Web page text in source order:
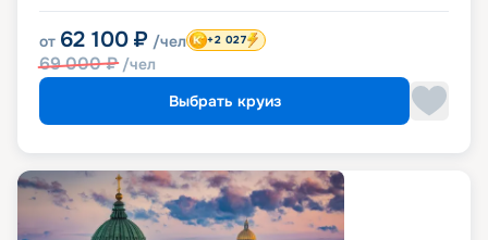
от 62 100 ₽ /чел
69 000₽ /чел
+2 027
Выбрать круиз